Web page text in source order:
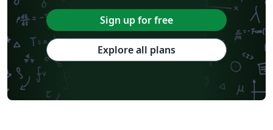
Sign up for free
Explore all plans